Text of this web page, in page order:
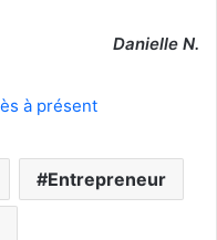
Danielle N.
Entrepreneur